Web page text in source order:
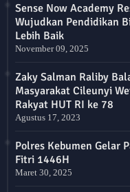
Sense Now Academy
Wujudkan Pendidikan
Lebih Baik
November 09, 2025
Zaky Salman Raliby
Masyarakat Cileunyi
Rakyat HUT RI ke 78
Agustus 17, 2023
Polres Kebumen Gelar
Fitri 1446H
Maret 30, 2025